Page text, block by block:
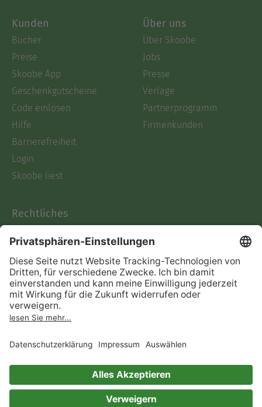
Kunden
Bücher
Preise
Skoobe App
Geschenkgutscheine
Code einlösen
Hilfe
Barrierefreiheit
Login
Skoobe liest
Über uns
Über Skoobe
Jobs
Presse
Verlage
Partnerprogramm
Firmenkunden
Rechtliches
AGB
Informationen nach Data
Act
Verträge hier kündigen
Impressum
Immer ein gutes Buch